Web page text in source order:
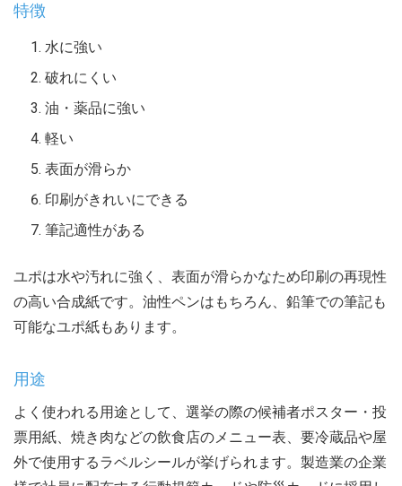
特徴
水に強い
破れにくい
油・薬品に強い
軽い
表面が滑らか
印刷がきれいにできる
筆記適性がある
ユポは水や汚れに強く、表面が滑らかなため印刷の再現性
の高い合成紙です。油性ペンはもちろん、鉛筆での筆記も
可能なユポ紙もあります。
用途
よく使われる用途として、選挙の際の候補者ポスター・投
票用紙、焼き肉などの飲食店のメニュー表、要冷蔵品や屋
外で使用するラベルシールが挙げられます。製造業の企業